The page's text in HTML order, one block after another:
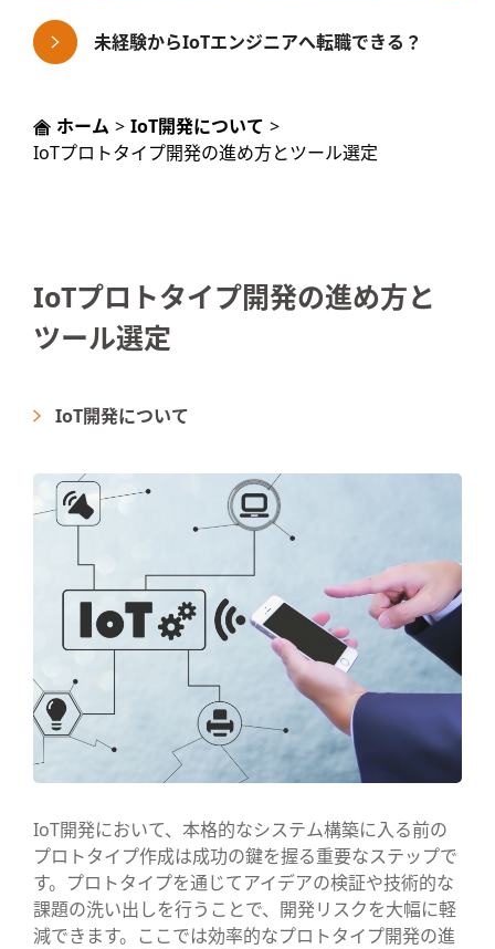
未経験からIoTエンジニアへ転職できる？
ホーム > IoT開発について >
IoTプロトタイプ開発の進め方とツール選定
IoTプロトタイプ開発の進め方と
ツール選定
IoT開発について
IoT開発において、本格的なシステム構築に入る前の
プロトタイプ作成は成功の鍵を握る重要なステップで
す。プロトタイプを通じてアイデアの検証や技術的な
課題の洗い出しを行うことで、開発リスクを大幅に軽
減できます。ここでは効率的なプロトタイプ開発の進